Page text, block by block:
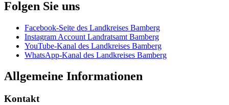
Folgen Sie uns
Facebook-Seite des Landkreises Bamberg
Instagram Account Landratsamt Bamberg
YouTube-Kanal des Landkreises Bamberg
WhatsApp-Kanal des Landkreises Bamberg
Allgemeine Informationen
Kontakt